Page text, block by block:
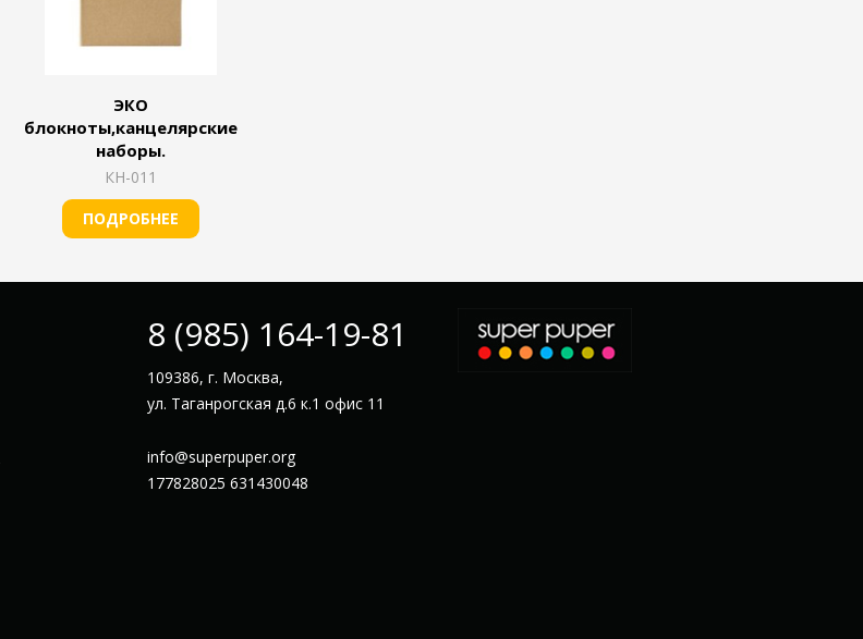
ЭКО
блокноты,канцелярские
наборы.
КН-011
ПОДРОБНЕЕ
8 (985) 164-19-81
109386, г. Москва,
ул. Таганрогская д.6 к.1 офис 11
info@superpuper.org
177828025 631430048